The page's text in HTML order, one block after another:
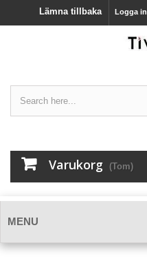
Logga in
Lämna tillbaka
Varukorg (Tom)
MENU